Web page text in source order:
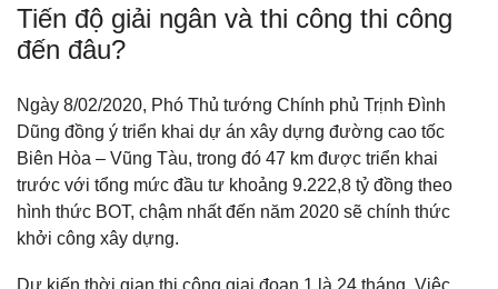
Tiến độ giải ngân và thi công thi công
đến đâu?
Ngày 8/02/2020, Phó Thủ tướng Chính phủ Trịnh Đình
Dũng đồng ý triển khai dự án xây dựng đường cao tốc
Biên Hòa – Vũng Tàu, trong đó 47 km được triển khai
trước với tổng mức đầu tư khoảng 9.222,8 tỷ đồng theo
hình thức BOT, chậm nhất đến năm 2020 sẽ chính thức
khởi công xây dựng.
Dự kiến thời gian thi công giai đoạn 1 là 24 tháng. Việc